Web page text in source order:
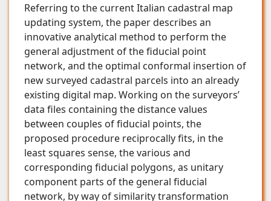
Referring to the current Italian cadastral map
updating system, the paper describes an
innovative analytical method to perform the
general adjustment of the fiducial point
network, and the optimal conformal insertion of
new surveyed cadastral parcels into an already
existing digital map. Working on the surveyors’
data files containing the distance values
between couples of fiducial points, the
proposed procedure reciprocally fits, in the
least squares sense, the various and
corresponding fiducial polygons, as unitary
component parts of the general fiducial
network, by way of similarity transformation